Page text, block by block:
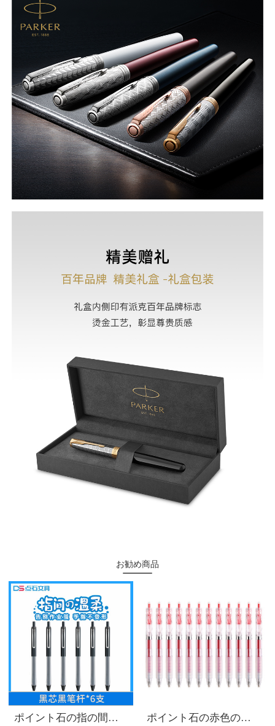
お勧め商品
ポイント石の指の間に優しい速乾は全針を押して中性の筆の黒と青の署名のペンの水性のペンの学生を管理します0.5 mm試験のペンで簡単に黒色のペンの執務するDS-017 6本【黒のペンの黒芯】
ポイント石の赤色の中性のペンはまっすぐにして液体の先生がペンで試験して注釈の教師を表示して添削します。学生の文房具の赤いペンでメモをします。